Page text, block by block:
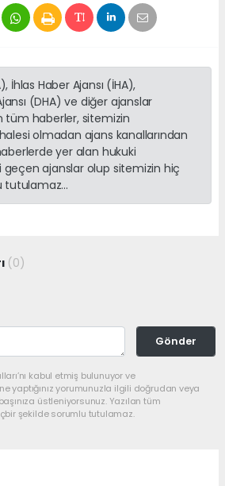
İhlas Haber Ajansı (İHA),
(DHA) ve diğer ajanslar
tüm haberler, sitemizin
olmadan ajans kanallarından
yer alan hukuki
ajanslar olup sitemizin hiç
tutulamaz...
(0)
Gönder
kabul etmiş bulunuyor ve
yaptığınız yorumunuzla ilgili doğrudan veya
üstleniyorsunuz. Yazılan tüm
şekilde sorumlu tutulamaz.